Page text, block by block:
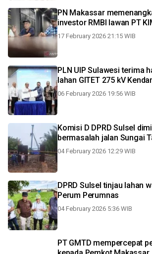
PN Makassar
investor
17 February 2026 21:15 WIB
PLN UIP Sulawesi terima
lahan GITET 275 kV
06 February 2026 19:56 WIB
Komisi D DPRD Sulsel
bermasalah jalan Sungai
04 February 2026 12:29 WIB
DPRD Sulsel tinjau lahan
Perum Perumnas
04 February 2026 5:36 WIB
PT GMTD mempercepat